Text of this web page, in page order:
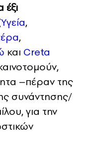
έξι
Yγεία,
,
και Creta
–πέραν της
συνάντησης/
για την